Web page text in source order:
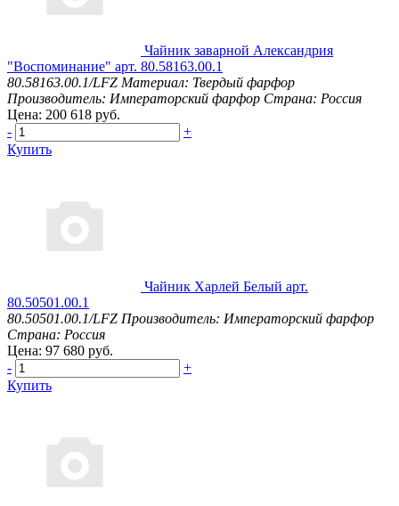
Чайник заварной Александрия
"Воспоминание" арт. 80.58163.00.1
80.58163.00.1/LFZ Материал: Твердый фарфор
Производитель: Императорский фарфор Страна: Россия
Цена: 200 618 руб.
-
+
Купить
Чайник Харлей Белый арт.
80.50501.00.1
80.50501.00.1/LFZ Производитель: Императорский фарфор
Страна: Россия
Цена: 97 680 руб.
-
+
Купить